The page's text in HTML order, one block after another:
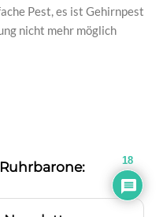
Pest, es ist Gehirnpest
nicht mehr möglich
18